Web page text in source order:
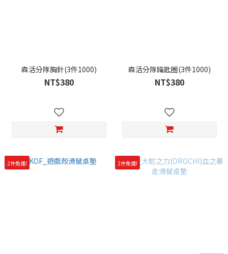
森活分隊胸針(3件1000)
NT$380
森活分隊鑰匙圈(3件1000)
NT$380
2件免運! 2件免運!